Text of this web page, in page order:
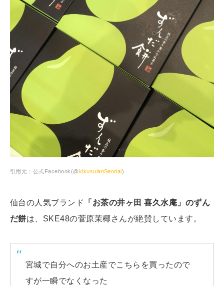
引用元：公式Facebook(@ kikusuianSendai)
仙台の人気ブランド
「お茶の井ヶ田 喜久水庵」のずん
だ餅は、SKE48の菅原茉椰さんが絶賛しています。
宮城で自分へのお土産でこちらを買ったので
すが一瞬でなくなった